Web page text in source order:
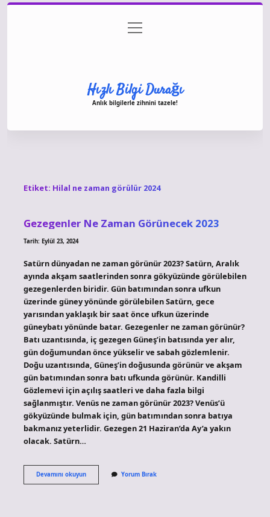
Gizlilik Politikası
menüyü
aç
Hızlı Bilgi Durağı
Anlık bilgilerle zihnini tazele!
Etiket: Hilal ne zaman görülür 2024
Gezegenler Ne Zaman Görünecek 2023
Tarih: Eylül 23, 2024
Satürn dünyadan ne zaman görünür 2023? Satürn, Aralık
ayında akşam saatlerinden sonra gökyüzünde görülebilen
gezegenlerden biridir. Gün batımından sonra ufkun
üzerinde güney yönünde görülebilen Satürn, gece
yarısından yaklaşık bir saat önce ufkun üzerinde
güneybatı yönünde batar. Gezegenler ne zaman görünür?
Batı uzantısında, iç gezegen Güneş’in batısında yer alır,
gün doğumundan önce yükselir ve sabah gözlemlenir.
Doğu uzantısında, Güneş’in doğusunda görünür ve akşam
gün batımından sonra batı ufkunda görünür. Kandilli
Gözlemevi için açılış saatleri ve daha fazla bilgi
sağlanmıştır. Venüs ne zaman görünür 2023? Venüs’ü
gökyüzünde bulmak için, gün batımından sonra batıya
bakmanız yeterlidir. Gezegen 21 Haziran’da Ay’a yakın
olacak. Satürn…
Devamını okuyunGezegenler
Ne
Yorum Bırak